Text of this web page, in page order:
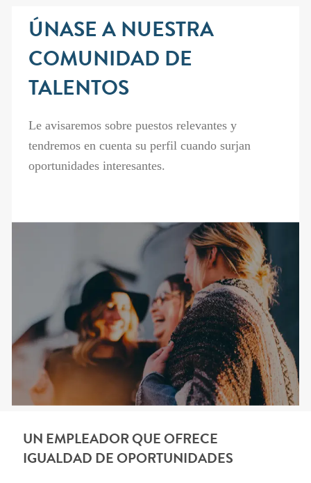
ÚNASE A NUESTRA
COMUNIDAD DE
TALENTOS
Le avisaremos sobre puestos relevantes y
tendremos en cuenta su perfil cuando surjan
oportunidades interesantes.
UN EMPLEADOR QUE OFRECE
IGUALDAD DE OPORTUNIDADES